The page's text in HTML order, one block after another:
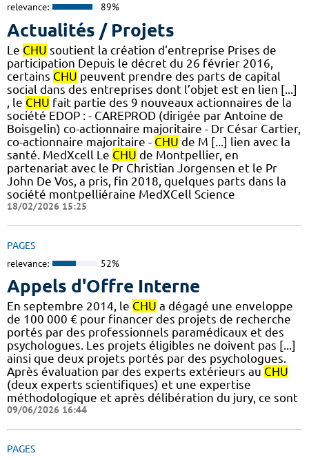
relevance: 89%
Actualités / Projets
Le CHU soutient la création d'entreprise Prises de
participation Depuis le décret du 26 février 2016,
certains CHU peuvent prendre des parts de capital
social dans des entreprises dont l’objet est en lien [...]
, le CHU fait partie des 9 nouveaux actionnaires de la
société EDOP : - CAREPROD (dirigée par Antoine de
Boisgelin) co-actionnaire majoritaire - Dr César Cartier,
co-actionnaire majoritaire - CHU de M [...] lien avec la
santé. MedXcell Le CHU de Montpellier, en
partenariat avec le Pr Christian Jorgensen et le Pr
John De Vos, a pris, fin 2018, quelques parts dans la
société montpelliéraine MedXCell Science
18/02/2026 15:25
PAGES
relevance: 52%
Appels d'Offre Interne
En septembre 2014, le CHU a dégagé une enveloppe
de 100 000 € pour financer des projets de recherche
portés par des professionnels paramédicaux et des
psychologues. Les projets éligibles ne doivent pas [...]
ainsi que deux projets portés par des psychologues.
Après évaluation par des experts extérieurs au CHU
(deux experts scientifiques) et une expertise
méthodologique et après délibération du jury, ce sont
09/06/2026 16:44
PAGES